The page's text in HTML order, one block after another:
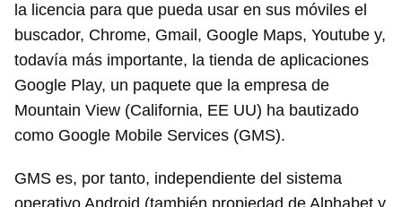
la licencia para que pueda usar en sus móviles el
buscador, Chrome, Gmail, Google Maps, Youtube y,
todavía más importante, la tienda de aplicaciones
Google Play, un paquete que la empresa de
Mountain View (California, EE UU) ha bautizado
como Google Mobile Services (GMS).
GMS es, por tanto, independiente del sistema